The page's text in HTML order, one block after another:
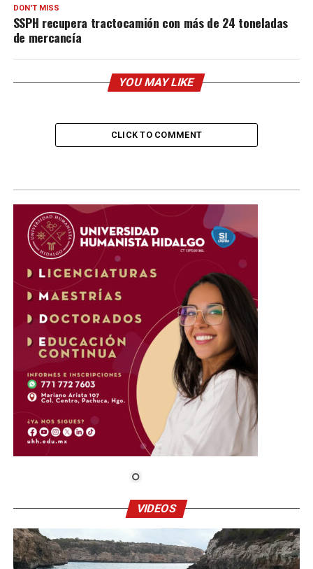
DON'T MISS
SSPH recupera tractocamión con más de 24 toneladas
de mercancía
YOU MAY LIKE
CLICK TO COMMENT
VIDEOS